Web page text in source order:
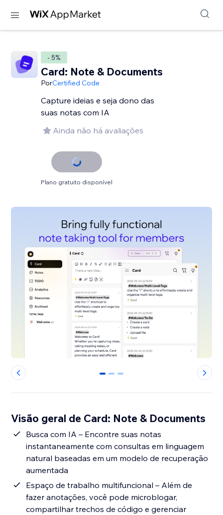
- 5%
Card: Note & Documents
PorCertified Code
Capture ideias e seja dono das
suas notas com IA
Ainda não há avaliações
Plano gratuito disponível
0 1 2
Visão geral de Card: Note & Documents
Busca com IA – Encontre suas notas
instantaneamente com consultas em linguagem
natural baseadas em um modelo de recuperação
aumentada
Espaço de trabalho multifuncional – Além de
fazer anotações, você pode microblogar,
compartilhar trechos de código e gerenciar